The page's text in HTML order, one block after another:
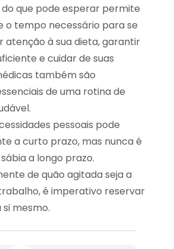
que pode esperar permite
o tempo necessário para se
atenção à sua dieta, garantir
e cuidar de suas
também são
de uma rotina de
pessoais pode
a curto prazo, mas nunca é
a longo prazo.
de quão agitada seja a
é imperativo reservar
mesmo.